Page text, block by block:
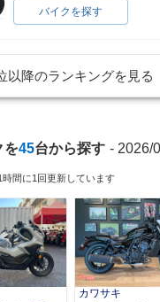
バイクを探す
以降のランキングを見る
を45台から探す - 2026/
間に1回更新しています
カワサキ